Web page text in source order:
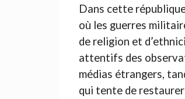
Dans cette
où les guerres
de religion et
attentifs des
médias étrangers,
qui tente de